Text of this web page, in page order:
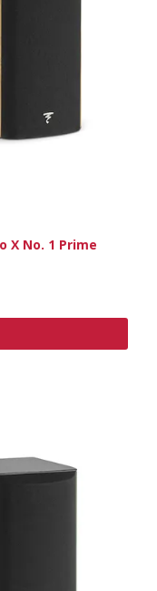
X No. 1 Prime